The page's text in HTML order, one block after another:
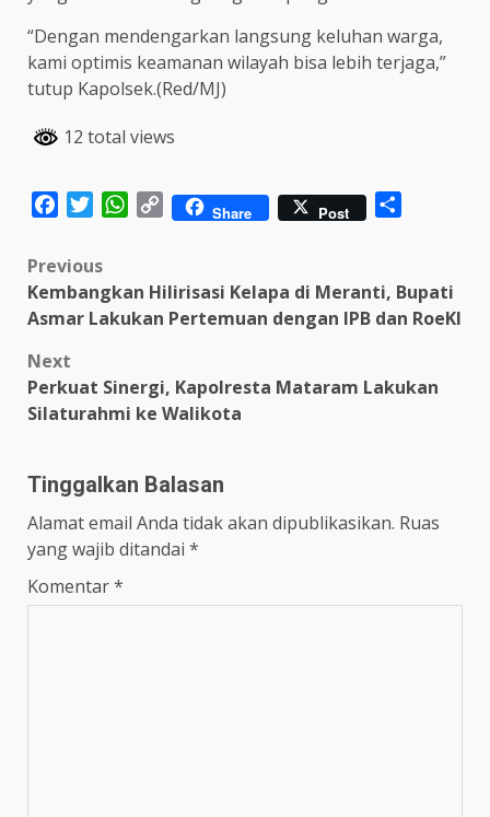
“Dengan mendengarkan langsung keluhan warga,
kami optimis keamanan wilayah bisa lebih terjaga,”
tutup Kapolsek.(Red/MJ)
12 total views
FacebookTwitterWhatsApp
Copy Share Post
Post
navigation
Previous
Kembangkan Hilirisasi Kelapa di Meranti, Bupati
Asmar Lakukan Pertemuan dengan IPB dan RoeKI
Next
Perkuat Sinergi, Kapolresta Mataram Lakukan
Silaturahmi ke Walikota
Tinggalkan Balasan
Alamat email Anda tidak akan dipublikasikan. Ruas
yang wajib ditandai *
Komentar*